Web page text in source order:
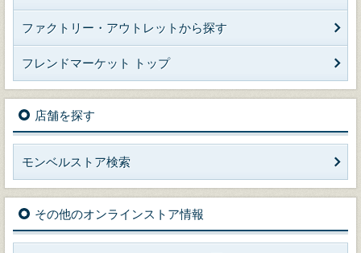
ファクトリー・アウトレットから探す
フレンドマーケット トップ
店舗を探す
モンベルストア検索
その他のオンラインストア情報